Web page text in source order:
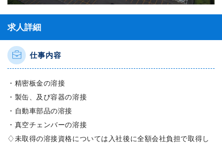
求人詳細
仕事内容
・精密板金の溶接
・製缶、及び容器の溶接
・自動車部品の溶接
・真空チェンバーの溶接
♢未取得の溶接資格については入社後に全額会社負担で取得し